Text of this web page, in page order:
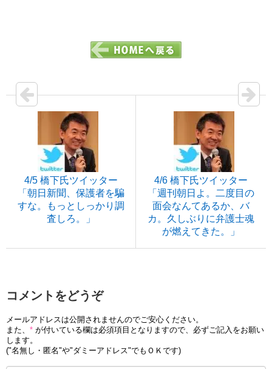
4/5 橋下氏ツイッター
「朝日新聞、保護者を騙
すな。もっとしっかり調
査しろ。」
4/6 橋下氏ツイッター
「週刊朝日よ。二度目の
面会なんてあるか、バ
カ。久しぶりに弁護士魂
が燃えてきた。」
コメントをどうぞ
メールアドレスは公開されませんのでご安心ください。
また、 * が付いている欄は必須項目となりますので、必ずご記入をお願い
します。
("名無し・匿名"や"ダミーアドレス"でもＯＫです)